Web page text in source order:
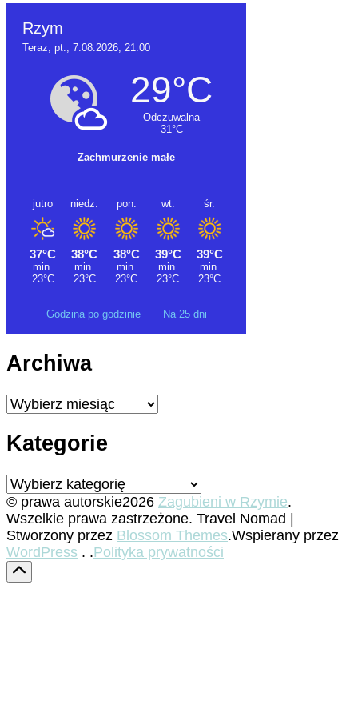
Godzina po godzinie Na 25 dni
Archiwa
Archiwa
Kategorie
Kategorie
© prawa autorskie2026 Zagubieni w Rzymie.
Wszelkie prawa zastrzeżone. Travel Nomad |
Stworzony przez Blossom Themes.Wspierany przez
WordPress . .Polityka prywatności